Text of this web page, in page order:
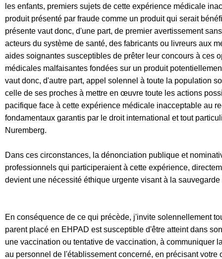
les enfants, premiers sujets de cette expérience médicale
produit présenté par fraude comme un produitqui serait
présente vaut donc, d'une part, de premier avertissement
acteurs du système de santé, des fabricants ou livreurs aux
aides soignantes susceptibles de prêter leur concours à ces
médicales malfaisantes fondées sur un produit potentielleme
vaut donc, d'autre part, appel solennel à toute la population
celle de ses proches à mettre en œuvre toute les actions
pacifique face à cette expérience médicale inacceptable au
fondamentaux garantis par le droit international et tout
Nuremberg.
Dans ces circonstances, la dénonciation publique et
professionnels qui participeraient à cette expérience, d
devient une nécessité éthique urgente visant à la
En conséquence de ce qui précède, j'invite solennellement
parent placé en EHPAD est susceptible d'être atteint dans
une vaccination ou tentative de vaccination, à communiquer
au personnel de l'établissement concerné, en précisant votre